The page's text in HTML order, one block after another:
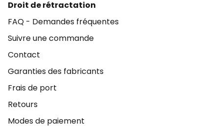
Droit de rétractation
FAQ - Demandes fréquentes
Suivre une commande
Contact
Garanties des fabricants
Frais de port
Retours
Modes de paiement